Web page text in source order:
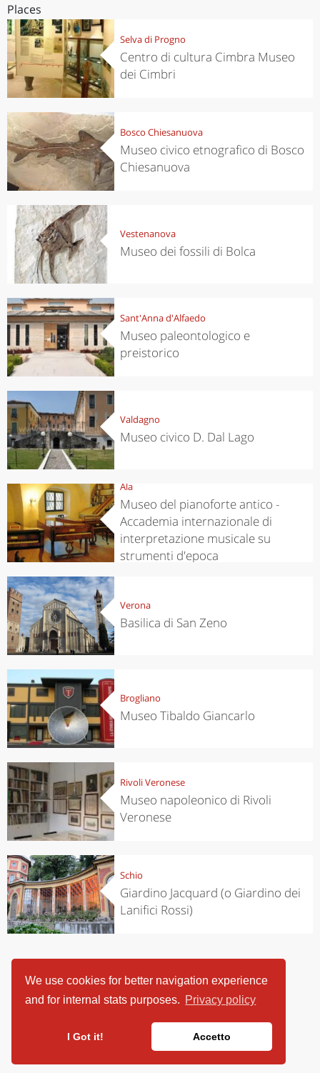
We use cookies for better navigation experience
and for internal stats purposes. Privacy policy
I Got it! Accetto
Places
Selva di Progno
Centro di cultura Cimbra Museo
dei Cimbri
Bosco Chiesanuova
Museo civico etnografico di Bosco
Chiesanuova
Vestenanova
Museo dei fossili di Bolca
Sant'Anna d'Alfaedo
Museo paleontologico e
preistorico
Valdagno
Museo civico D. Dal Lago
Ala
Museo del pianoforte antico -
Accademia internazionale di
interpretazione musicale su
strumenti d'epoca
Verona
Basilica di San Zeno
Brogliano
Museo Tibaldo Giancarlo
Rivoli Veronese
Museo napoleonico di Rivoli
Veronese
Schio
Giardino Jacquard (o Giardino dei
Lanifici Rossi)